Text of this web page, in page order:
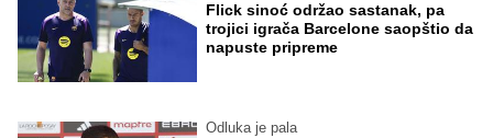
Flick sinoć održao sastanak, pa
trojici igrača Barcelone saopštio da
napuste pripreme
Odluka je pala